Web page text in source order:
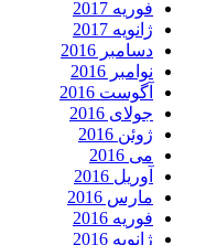
فوریه 2017
ژانویه 2017
دسامبر 2016
نوامبر 2016
آگوست 2016
جولای 2016
ژوئن 2016
می 2016
آوریل 2016
مارس 2016
فوریه 2016
ژانویه 2016